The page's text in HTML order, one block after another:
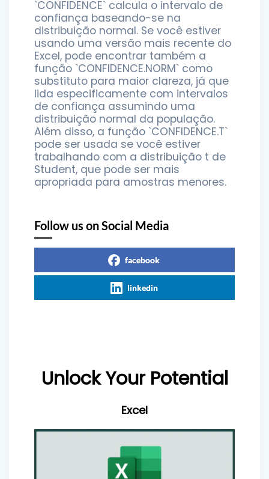
`CONFIDENCE` calcula o intervalo de
confiança baseando-se na
distribuição normal. Se você estiver
usando uma versão mais recente do
Excel, pode encontrar também a
função `CONFIDENCE.NORM` como
substituto para maior clareza, já que
lida especificamente com intervalos
de confiança assumindo uma
distribuição normal da população.
Além disso, a função `CONFIDENCE.T`
pode ser usada se você estiver
trabalhando com a distribuição t de
Student, que pode ser mais
apropriada para amostras menores.
Follow us on Social Media
facebook
linkedin
Unlock Your Potential
Excel